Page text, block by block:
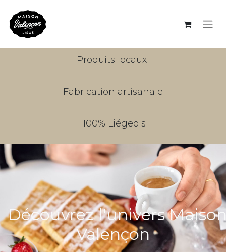
Produits locaux
Fabrication artisanale
100% Liégeois
Découvrez l'univers
​Valençon​​